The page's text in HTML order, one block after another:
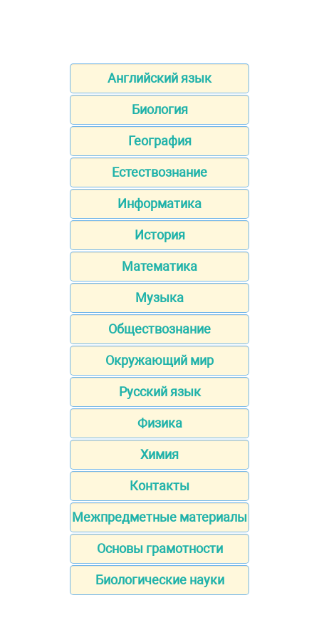
Английский язык
Биология
География
Естествознание
Информатика
История
Математика
Музыка
Обществознание
Окружающий мир
Русский язык
Физика
Химия
Контакты
Межпредметные материалы
Основы грамотности
Биологические науки